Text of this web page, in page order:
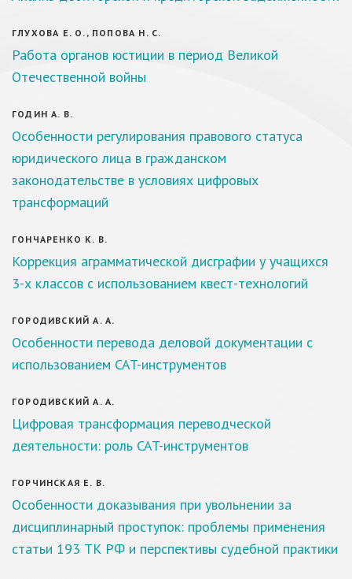
ГЛУХОВА Е. О., ПОПОВА Н. С.
Работа органов юстиции в период Великой
Отечественной войны
ГОДИН А. В.
Особенности регулирования правового статуса
юридического лица в гражданском
законодательстве в условиях цифровых
трансформаций
ГОНЧАРЕНКО К. В.
Коррекция аграмматической дисграфии у учащихся
3-х классов с использованием квест-технологий
ГОРОДИВСКИЙ А. А.
Особенности перевода деловой документации с
использованием CAT-инструментов
ГОРОДИВСКИЙ А. А.
Цифровая трансформация переводческой
деятельности: роль CAT-инструментов
ГОРЧИНСКАЯ Е. В.
Особенности доказывания при увольнении за
дисциплинарный проступок: проблемы применения
статьи 193 ТК РФ и перспективы судебной практики